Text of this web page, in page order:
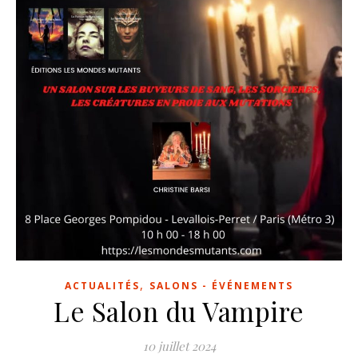
ACTUALITÉS, SALONS - ÉVÉNEMENTS
Le Salon du Vampire
10 juillet 2024